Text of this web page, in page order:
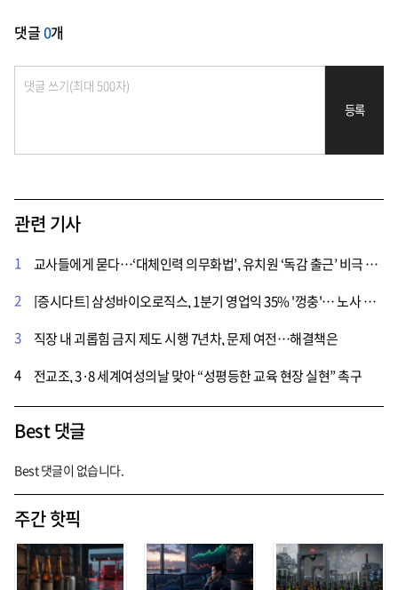
댓글0개
등록
관련 기사
1
교사들에게 묻다…‘대체인력 의무화법’, 유치원 ‘독감 출근’ 비극 끊어낼까
2
[증시다트] 삼성바이오로직스, 1분기 영업익 35% '껑충'… 노사 갈등은 경영 시험대
3
직장 내 괴롭힘 금지 제도 시행 7년차, 문제 여전…해결책은
4
전교조, 3·8 세계여성의날 맞아 “성평등한 교육 현장 실현” 촉구
Best 댓글
Best 댓글이 없습니다.
주간 핫픽